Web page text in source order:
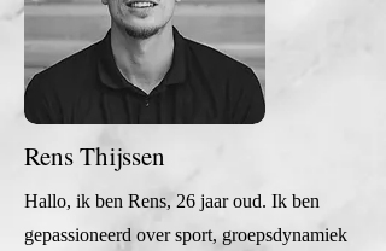
Rens Thijssen
Hallo, ik ben Rens, 26 jaar oud. Ik ben
gepassioneerd over sport, groepsdynamiek